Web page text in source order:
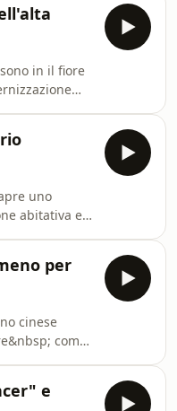
China's food-
global
La prima
che ha
oggi. Learn
Visit
in il fiore
interno
Learn
Visit
uno
abitativa e
per
cinese
come
your ad
e